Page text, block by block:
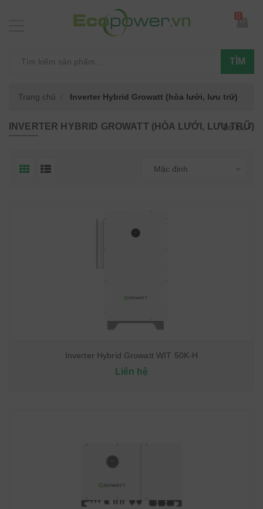
TÌM
0
Trang chủ Inverter Hybrid Growatt (hòa lưới, lưu trữ)
INVERTER HYBRID GROWATT (HÒA LƯỚI, LƯU TRỮ)
Bộ lọc
Mặc định
Inverter Hybrid Growatt WIT 50K-H
Liên hệ